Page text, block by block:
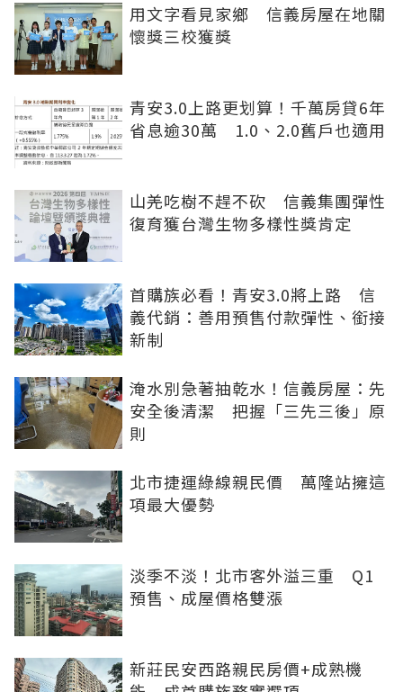
用文字看見家鄉 信義房屋在地關
懷獎三校獲獎
青安3.0上路更划算！千萬房貸6年
省息逾30萬 1.0、2.0舊戶也適用
山羌吃樹不趕不砍 信義集團彈性
復育獲台灣生物多樣性獎肯定
首購族必看！青安3.0將上路 信
義代銷：善用預售付款彈性、銜接
新制
淹水別急著抽乾水！信義房屋：先
安全後清潔 把握「三先三後」原
則
北市捷運綠線親民價 萬隆站擁這
項最大優勢
淡季不淡！北市客外溢三重 Q1
預售、成屋價格雙漲
新莊民安西路親民房價+成熟機